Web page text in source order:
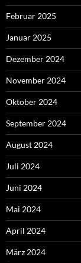
Februar 2025
Januar 2025
Dezember 2024
November 2024
Oktober 2024
September 2024
August 2024
Juli 2024
Juni 2024
Mai 2024
April 2024
März 2024